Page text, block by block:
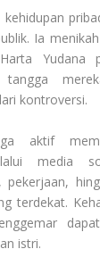
Ia
Yudana
tangga
kontroversi.
aktif
media
pekerjaan,
terdekat.
istri.